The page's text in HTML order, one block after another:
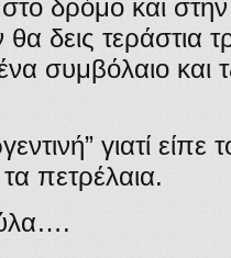
δρόμο και
δεις τεράστια
συμβόλαιο και
γιατί
πετρέλαια.